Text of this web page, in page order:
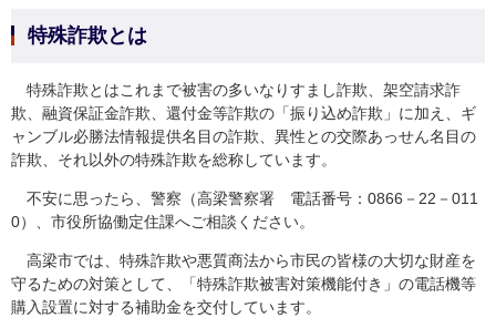
特殊詐欺とは
特殊詐欺とはこれまで被害の多いなりすまし詐欺、架空請求詐
欺、融資保証金詐欺、還付金等詐欺の「振り込め詐欺」に加え、ギ
ャンブル必勝法情報提供名目の詐欺、異性との交際あっせん名目の
詐欺、それ以外の特殊詐欺を総称しています。
不安に思ったら、警察（高梁警察署 電話番号：0866－22－011
0）、市役所協働定住課へご相談ください。
高梁市では、特殊詐欺や悪質商法から市民の皆様の大切な財産を
守るための対策として、「特殊詐欺被害対策機能付き」の電話機等
購入設置に対する補助金を交付しています。